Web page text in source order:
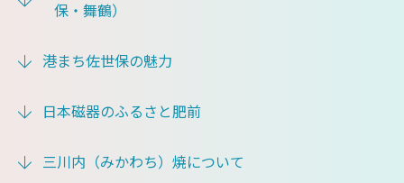
保・舞鶴）
港まち佐世保の魅力
日本磁器のふるさと肥前
三川内（みかわち）焼について